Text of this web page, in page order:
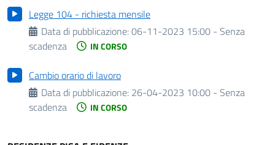
Legge 104 - richiesta mensile
Data di pubblicazione:06-11-2023 15:00 - Senza
scadenza
IN CORSO
Cambio orario di lavoro
Data di pubblicazione: 26-04-2023 10:00 - Senza
scadenza
IN CORSO